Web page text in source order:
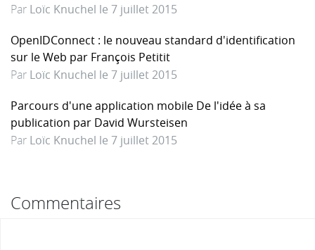
Par Loïc Knuchel le 7 juillet 2015
OpenIDConnect : le nouveau standard d'identification
sur le Web par François Petitit
Par Loïc Knuchel le 7 juillet 2015
Parcours d'une application mobile De l'idée à sa
publication par David Wursteisen
Par Loïc Knuchel le 7 juillet 2015
Commentaires